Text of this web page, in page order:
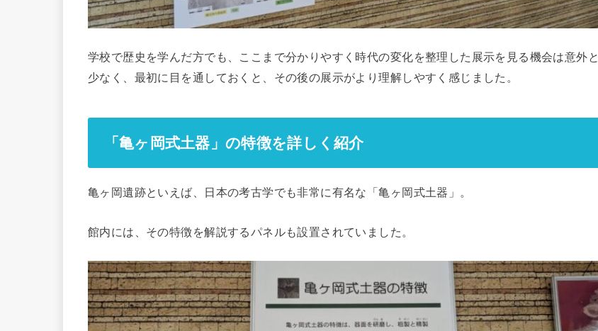
学校で歴史を学んだ方でも、ここまで分かりやすく時代の変化を整理した展示を見る機会は意外と
少なく、最初に目を通しておくと、その後の展示がより理解しやすく感じました。
「亀ヶ岡式土器」の特徴を詳しく紹介
亀ヶ岡遺跡といえば、日本の考古学でも非常に有名な「亀ヶ岡式土器」。
館内には、その特徴を解説するパネルも設置されていました。